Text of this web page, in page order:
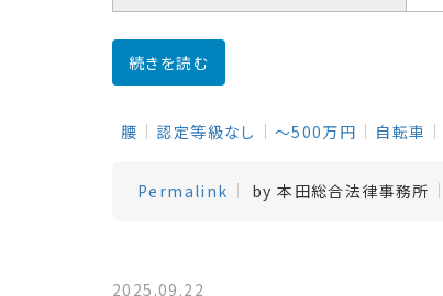
続きを読む
腰 認定等級なし ～500万円 自転車
Permalink by 本田総合法律事務所
2025.09.22